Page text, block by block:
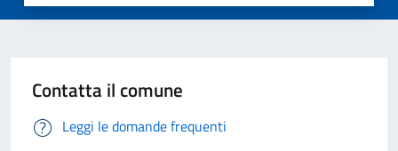
Contatta il comune
Leggi le domande frequenti